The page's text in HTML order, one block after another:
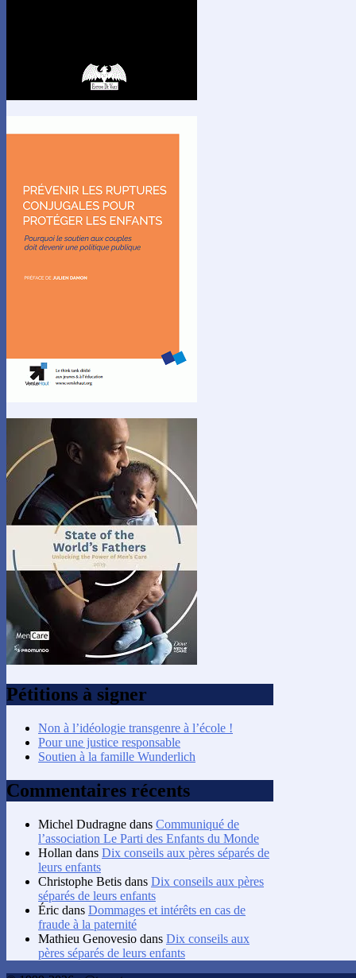
Pétitions à signer
Non à l’idéologie transgenre à l’école !
Pour une justice responsable
Soutien à la famille Wunderlich
Commentaires récents
Michel Dudragne dans Communiqué de
l’association Le Parti des Enfants du Monde
Hollan dans Dix conseils aux pères séparés de
leurs enfants
Christophe Betis dans Dix conseils aux pères
séparés de leurs enfants
Éric dans Dommages et intérêts en cas de
fraude à la paternité
Mathieu Genovesio dans Dix conseils aux
pères séparés de leurs enfants